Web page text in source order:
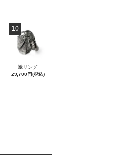
10
蛾リング
29,700円(税込)